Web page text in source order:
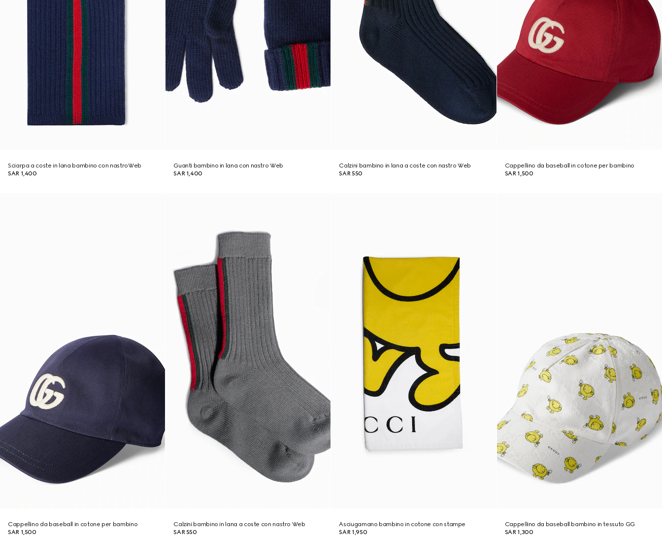
Sciarpa a coste in lana bambino con nastroWeb
SAR 1,400
Guanti bambino in lana con nastro Web
SAR 1,400
Calzini bambino in lana a coste con nastro Web
SAR 550
Cappellino da baseball in cotone per bambino
SAR 1,500
Cappellino da baseball in cotone per bambino
SAR 1,500
Calzini bambino in lana a coste con nastro Web
SAR 550
Asciugamano bambino in cotone con stampe
SAR 1,950
Cappellino da baseball bambino in tessuto GG
SAR 1,300